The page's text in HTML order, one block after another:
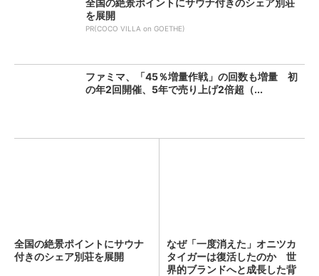
全国の絶景ポイントにサウナ付きのシェア別荘
を展開
PR(COCO VILLA on GOETHE)
ファミマ、「45％増量作戦」の回数も増量 初
の年2回開催、5年で売り上げ2倍超（...
全国の絶景ポイントにサウナ
付きのシェア別荘を展開
なぜ「一度消えた」オニツカ
タイガーは復活したのか 世
界的ブランドへと成長した背